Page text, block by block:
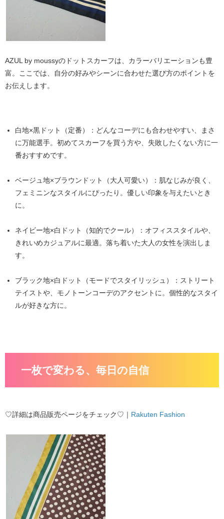
AZUL by moussyのドットスカーフは、カラーバリエーションも豊
富。ここでは、
自分の好みやシーンに合わせた選び方のポイントを
お伝えします。
白地×黒ドット（定番）
：どんなコーデにも合わせやすい、まさ
に万能選手。初めてスカーフを買う方や、失敗したくない方に一
番おすすめです。
ベージュ地×ブラウンドット（大人可愛い）
：肌なじみが良く、
フェミニンなスタイルにぴったり。優しい印象を与えたいとき
に。
ネイビー地×白ドット（知的でクール）
：オフィススタイルや、
きれいめカジュアルに最適。落ち着いた大人の女性を演出しま
す。
ブラック地×白ドット（モードでスタイリッシュ）
：ストリート
テイストや、モノトーンコーデのアクセントに。個性的なスタイ
ルが好きな方に。
一枚で変わる、毎日の自信
♡詳細は商品販売ページをチェック♡｜ Rakuten Fashion